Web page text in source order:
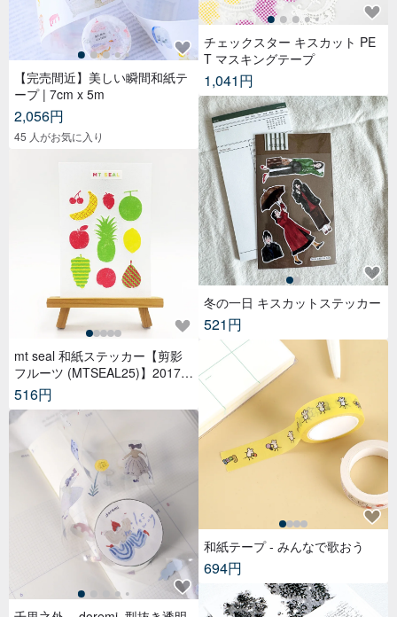
【完売間近】美しい瞬間和紙テ
ープ | 7cm x 5m
2,056円
45 人がお気に入り
mt seal 和紙ステッカー【剪影
フルーツ (MTSEAL25)】2017A
W
516円
チェックスター キスカット PE
T マスキングテープ
1,041円
冬の一日 キスカットステッカー
521円
和紙テープ - みんなで歌おう
694円